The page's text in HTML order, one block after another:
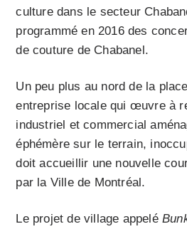
culture dans le secteur
programmé en 2016 des
de couture de Chabanel.
Un peu plus au nord de la
entreprise locale qui œuvre à
industriel et commercial
éphémère sur le terrain,
doit accueillir une nouvelle
par la Ville de Montréal.
Le projet de village appelé